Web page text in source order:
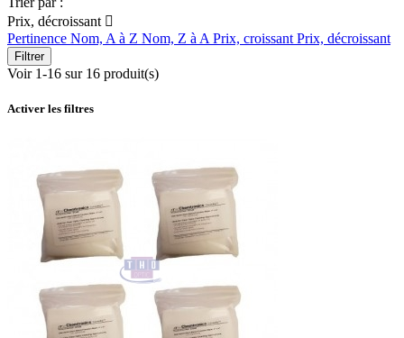
Prix, décroissant 
Pertinence Nom, A à Z Nom, Z à A Prix, croissant Prix, décroissant
Filtrer
Voir 1-16 sur 16 produit(s)
Activer les filtres